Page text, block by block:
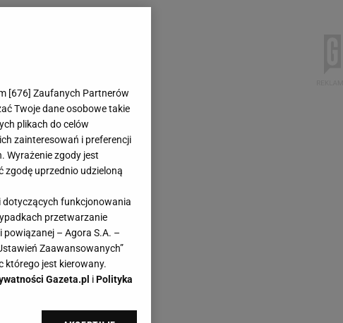
[676] Zaufanych Partnerów
Twoje dane osobowe takie
plikach do celów
zainteresowań i preferencji
Wyrażenie zgody jest
zgodę uprzednio udzieloną
dotyczących funkcjonowania
przetwarzanie
powiązanej – Agora S.A. –
Zaawansowanych”
którego jest kierowany.
Gazeta.pl iPolityka